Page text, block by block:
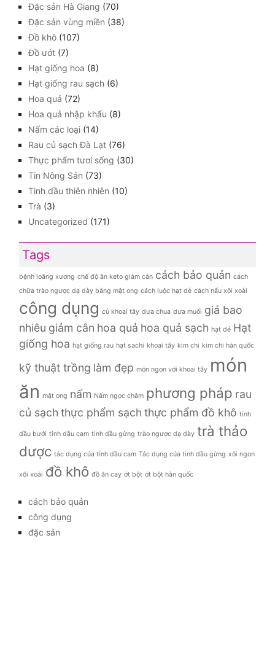
Đặc sản Hà Giang (70)
Đặc sản vùng miền (38)
Đồ khô (107)
Đồ ướt (7)
Hạt giống hoa (8)
Hạt giống rau sạch (6)
Hoa quả (72)
Hoa quả nhập khẩu (8)
Nấm các loại (14)
Rau củ sạch Đà Lạt (76)
Thực phẩm tươi sống (30)
Tin Nông Sản (73)
Tinh dầu thiên nhiên (10)
Trà (3)
Uncategorized (171)
Tags
bệnh loãng xương chế độ ăn keto giảm cân cách bảo quản cách
chữa trào ngược dạ dày bằng mật ong cách luộc hạt dẻ cách nấu xôi xoài
công dụng củ khoai tây dưa chua dưa muối giá bao
nhiêu giảm cân hoa quả hoa quả sạch hạt dẻ Hạt
giống hoa hạt giống rau hạt sachi khoai tây kim chi kim chi hàn quốc
kỹ thuật trồng làm đẹp món ngon với khoai tây món
ăn mật ong nấm Nấm ngọc châm phương pháp rau
củ sạch thực phẩm sạch thực phẩm đồ khô tinh
dầu bưởi tinh dầu cam tinh dầu gừng trào ngược dạ dày trà thảo
dược tác dụng của tinh dầu cam Tác dụng của tinh dầu gừng xôi ngon
xôi xoài đồ khô đồ ăn cay ớt bột ớt bột hàn quốc
cách bảo quản
công dụng
đặc sản